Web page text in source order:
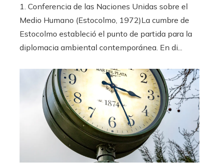
1. Conferencia de las Naciones Unidas sobre el
Medio Humano (Estocolmo, 1972)La cumbre de
Estocolmo estableció el punto de partida para la
diplomacia ambiental contemporánea. En di...